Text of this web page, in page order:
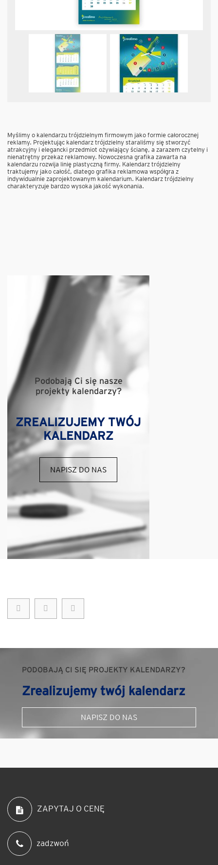
Myślimy o kalendarzu trójdzielnym firmowym jako formie całorocznej
reklamy. Projektując kalendarz trójdzielny staraliśmy się stworzyć
atrakcyjny i elegancki przedmiot ożywiający ścianę, a zarazem czytelny i
nienatrętny przekaz reklamowy. Nowoczesna grafika zawarta na
kalendarzu rozwija linię plastyczną firmy. Kalendarz trójdzielny
traktujemy jako całość, dlatego grafika reklamowa współgra z
indywidualnie zaprojektowanym kalendarium. Kalendarz trójdzielny
charakteryzuje bardzo wysoka jakość wykonania.
Podobają Ci się nasze
projekty kalendarzy?
ZREALIZUJEMY TWÓJ
KALENDARZ
NAPISZ DO NAS
PODOBAJĄ CI SIĘ PROJEKTY KALENDARZY?
Zrealizujemy twój kalendarz
NAPISZ DO NAS
ZAPYTAJ O CENĘ
zadzwoń